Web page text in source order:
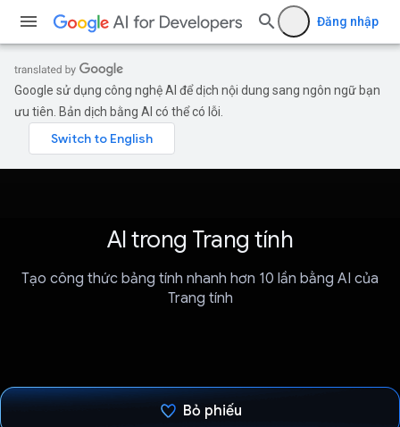
Đăng nhập
Google sử dụng công nghệ AI để dịch nội dung sang ngôn ngữ bạn
ưu tiên. Bản dịch bằng AI có thể có lỗi.
AI trong Trang tính
Tạo công thức bảng tính nhanh hơn 10 lần bằng AI của
Trang tính
Bỏ phiếu